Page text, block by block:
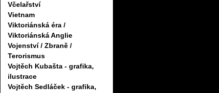
Včelařství
Vietnam
Viktoriánská éra /
Viktoriánská Anglie
Vojenství / Zbraně /
Terorismus
Vojtěch Kubašta - grafika,
ilustrace
Vojtěch Sedláček - grafika,